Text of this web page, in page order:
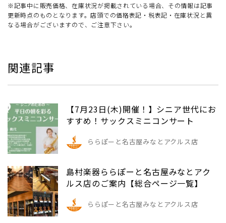
※記事中に販売価格、在庫状況が掲載されている場合、その情報は記事
更新時点のものとなります。店頭での価格表記・税表記・在庫状況と異
なる場合がございますので、ご注意下さい。
関連記事
【7月23日(木)開催！】シニア世代にお
すすめ！サックスミニコンサート
ららぽーと名古屋みなとアクルス店
島村楽器ららぽーと名古屋みなとアク
ルス店のご案内【総合ページ一覧】
ららぽーと名古屋みなとアクルス店